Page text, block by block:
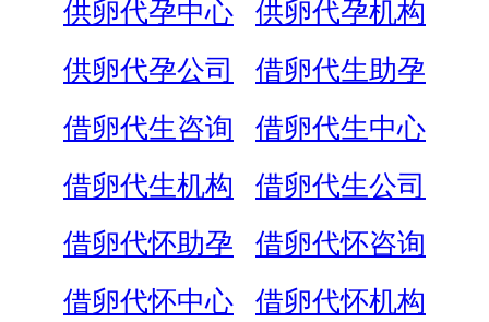
供卵代孕中心
供卵代孕机构
供卵代孕公司
借卵代生助孕
借卵代生咨询
借卵代生中心
借卵代生机构
借卵代生公司
借卵代怀助孕
借卵代怀咨询
借卵代怀中心
借卵代怀机构